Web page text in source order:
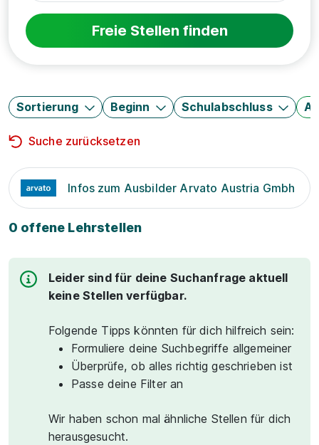
Freie Stellen finden
Sortierung Beginn Schulabschluss
Suche zurücksetzen
Infos zum Ausbilder Arvato Austria Gmbh
0 offene Lehrstellen
Leider sind für deine Suchanfrage aktuell
keine Stellen verfügbar.
Folgende Tipps könnten für dich hilfreich sein:
Formuliere deine Suchbegriffe allgemeiner
Überprüfe, ob alles richtig geschrieben ist
Passe deine Filter an
Wir haben schon mal ähnliche Stellen für dich
herausgesucht.